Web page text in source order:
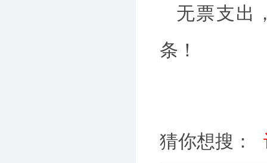
无票支出
条！
猜你想搜：